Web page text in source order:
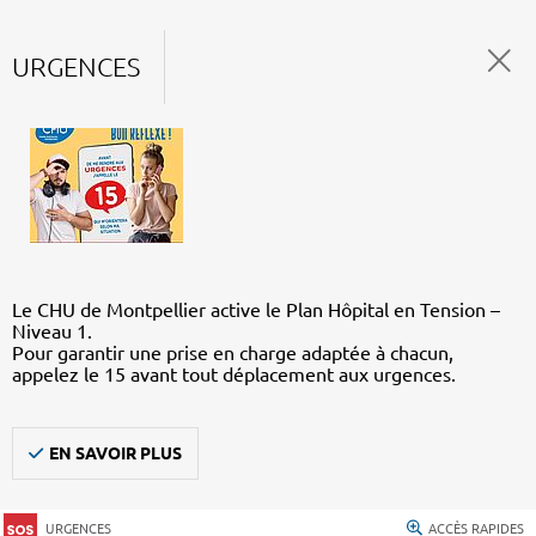
URGENCES
Le CHU de Montpellier active le Plan Hôpital en Tension –
Niveau 1.
Pour garantir une prise en charge adaptée à chacun,
appelez le 15 avant tout déplacement aux urgences.
EN SAVOIR PLUS
URGENCES ACCÈS RAPIDES